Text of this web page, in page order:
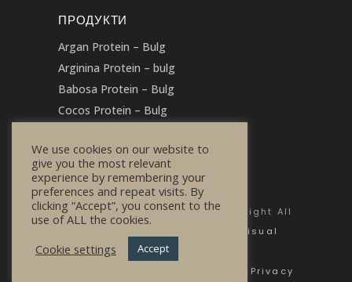
ПРОДУКТИ
Argan Protein – Bulg
Arginina Protein – bulg
Babosa Protein – Bulg
Cocos Protein – Bulg
© 2020 Bulg Cosmetics - Copyright All
Visual
Stampa
Privacy
We use cookies on our website to
give you the most relevant
experience by remembering your
preferences and repeat visits. By
clicking “Accept”, you consent to the
use of ALL the cookies.
Cookie settings
Accept